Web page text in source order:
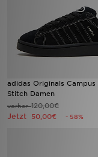
adidas Originals Campus
Stitch Damen
vorher120,00€
Jetzt 50,00€ - 58%
Hilfe & Kontakt
Geschenkgutschein
Blog